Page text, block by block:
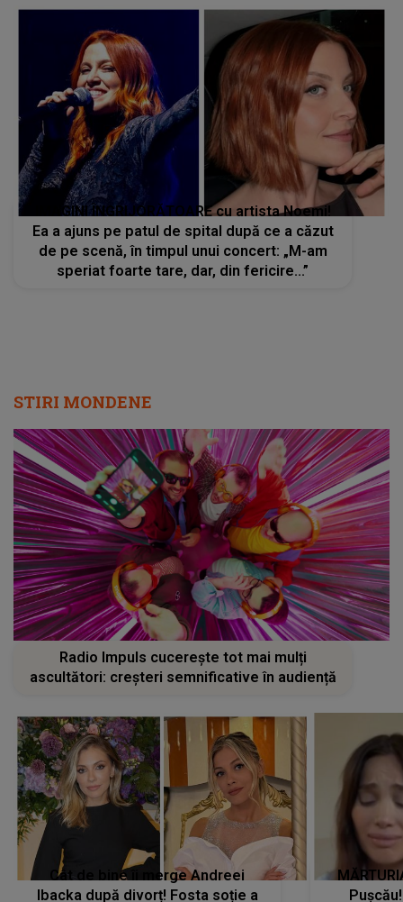
IMAGINI ÎNGRIJORĂTOARE cu artista Noemi!
Ea a ajuns pe patul de spital după ce a căzut
de pe scenă, în timpul unui concert: „M-am
speriat foarte tare, dar, din fericire...”
STIRI MONDENE
Radio Impuls cucerește tot mai mulți
ascultători: creșteri semnificative în audiență
Cât de bine îi merge Andreei
Ibacka după divorț! Fosta soție a